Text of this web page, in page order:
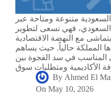
متنوعة ومتاحة عبر
فهي تسعى لتطوير
يتماشى مع النهضة الاقتصادية
المملكة حالياً. حيث يساهم
المناسب في سد الفجوة بين
By Ahmed El
On May 10, 2026